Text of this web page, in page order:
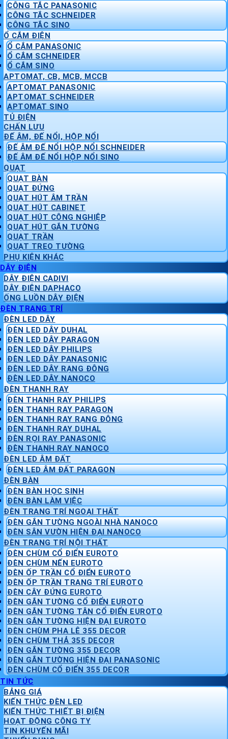
CÔNG TẮC PANASONIC
CÔNG TẮC SCHNEIDER
CÔNG TẮC SINO
Ổ CẮM ĐIỆN
Ổ CẮM PANASONIC
Ổ CẮM SCHNEIDER
Ổ CẮM SINO
APTOMAT, CB, MCB, MCCB
APTOMAT PANASONIC
APTOMAT SCHNEIDER
APTOMAT SINO
TỦ ĐIỆN
CHẤN LƯU
ĐẾ ÂM, ĐẾ NỔI, HỘP NỔI
ĐẾ ÂM ĐẾ NỔI HỘP NỔI SCHNEIDER
ĐẾ ÂM ĐẾ NỔI HỘP NỔI SINO
QUẠT
QUẠT BÀN
QUẠT ĐỨNG
QUẠT HÚT ÂM TRẦN
QUẠT HÚT CABINET
QUẠT HÚT CÔNG NGHIỆP
QUẠT HÚT GẮN TƯỜNG
QUẠT TRẦN
QUẠT TREO TƯỜNG
PHỤ KIỆN KHÁC
DÂY ĐIỆN
DÂY ĐIỆN CADIVI
DÂY ĐIỆN DAPHACO
ỐNG LUỒN DÂY ĐIỆN
ĐÈN TRANG TRÍ
ĐÈN LED DÂY
ĐÈN LED DÂY DUHAL
ĐÈN LED DÂY PARAGON
ĐÈN LED DÂY PHILIPS
ĐÈN LED DÂY PANASONIC
ĐÈN LED DÂY RẠNG ĐÔNG
ĐÈN LED DÂY NANOCO
ĐÈN THANH RAY
ĐÈN THANH RAY PHILIPS
ĐÈN THANH RAY PARAGON
ĐÈN THANH RAY RẠNG ĐÔNG
ĐÈN THANH RAY DUHAL
ĐÈN RỌI RAY PANASONIC
ĐÈN THANH RAY NANOCO
ĐÈN LED ÂM ĐẤT
ĐÈN LED ÂM ĐẤT PARAGON
ĐÈN BÀN
ĐÈN BÀN HỌC SINH
ĐÈN BÀN LÀM VIỆC
ĐÈN TRANG TRÍ NGOẠI THẤT
ĐÈN GẮN TƯỜNG NGOÀI NHÀ NANOCO
ĐÈN SÂN VƯỜN HIỆN ĐẠI NANOCO
ĐÈN TRANG TRÍ NỘI THẤT
ĐÈN CHÙM CỔ ĐIỂN EUROTO
ĐÈN CHÙM NẾN EUROTO
ĐÈN ỐP TRẦN CỔ ĐIỂN EUROTO
ĐÈN ỐP TRẦN TRANG TRÍ EUROTO
ĐÈN CÂY ĐỨNG EUROTO
ĐÈN GẮN TƯỜNG CỔ ĐIỂN EUROTO
ĐÈN GẮN TƯỜNG TÂN CỔ ĐIỂN EUROTO
ĐÈN GẮN TƯỜNG HIỆN ĐẠI EUROTO
ĐÈN CHÙM PHA LÊ 355 DECOR
ĐÈN CHÙM THẢ 355 DECOR
ĐÈN GẮN TƯỜNG 355 DECOR
ĐÈN GẮN TƯỜNG HIỆN ĐẠI PANASONIC
ĐÈN CHÙM CỔ ĐIỂN 355 DECOR
TIN TỨC
BẢNG GIÁ
KIẾN THỨC ĐÈN LED
KIẾN THỨC THIẾT BỊ ĐIỆN
HOẠT ĐỘNG CÔNG TY
TIN KHUYẾN MÃI